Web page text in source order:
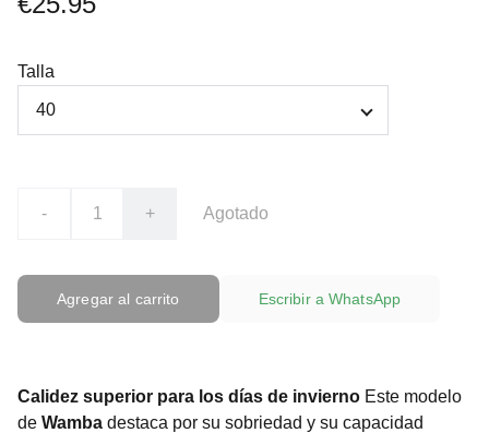
Talla
- + Agotado
Agregar al carrito Escribir a WhatsApp
Calidez superior para los días de invierno Este modelo
de Wamba destaca por su sobriedad y su capacidad